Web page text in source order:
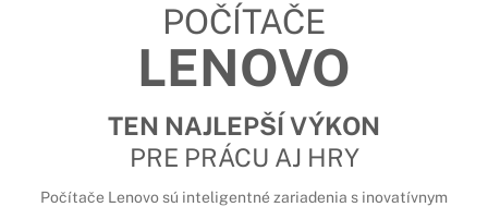
POČÍTAČE
LENOVO
TEN NAJLEPŠÍ VÝKON
PRE PRÁCU AJ HRY
Počítače Lenovo sú inteligentné zariadenia s inovatívnym